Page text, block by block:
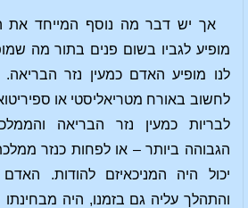
אך יש דבר מה נוסף המייחד את
מופיע לגביו בשום פנים בתור מה
לנו מופיע האדם כמעין נזר
לחשוב באורח מטריאליסטי או
לבריות כמעין נזר הבריאה
הגבוהה ביותר – או לפחות כנזר
יכול היה המניכאיזם להודות.
והתהלך עליה גם בזמנו, היה